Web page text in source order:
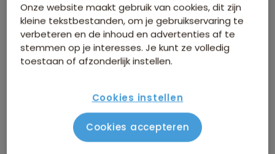
Het is alweer meer dan 50 jaar geleden dat Che
Guevara overleed. Deze marxistische revolutionair liet
waar er dit jaar extra aandacht besteed wordt
aan zijn sterfjaar.
Iedereen kent wel de foto van de mooie, jonge Che
Onze website maakt gebruik van cookies, dit zijn
kleine tekstbestanden, om je gebruikservaring te
verbeteren en de inhoud en advertenties af te
stemmen op je interesses. Je kunt ze volledig
toestaan of afzonderlijk instellen.
Cookies instellen
Cookies accepteren